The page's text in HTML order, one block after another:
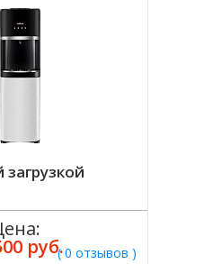
( 0 отзывов )
руб.